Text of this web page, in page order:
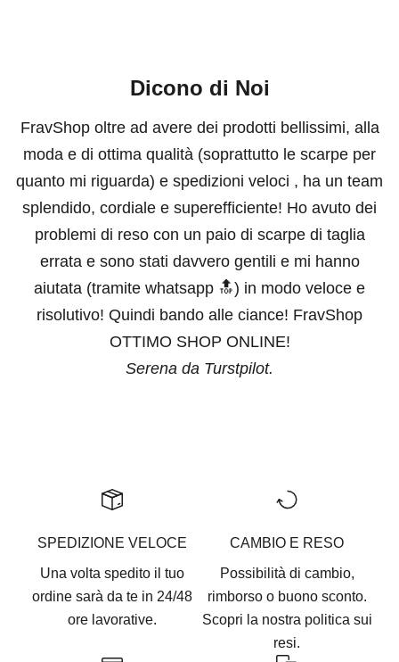
Dicono di Noi
FravShop oltre ad avere dei prodotti bellissimi, alla
moda e di ottima qualità (soprattutto le scarpe per
quanto mi riguarda) e spedizioni veloci , ha un team
splendido, cordiale e superefficiente! Ho avuto dei
problemi di reso con un paio di scarpe di taglia
errata e sono stati davvero gentili e mi hanno
aiutata (tramite whatsapp 🔝) in modo veloce e
risolutivo! Quindi bando alle ciance! FravShop
OTTIMO SHOP ONLINE!
Serena da Turstpilot.
SPEDIZIONE VELOCE
Una volta spedito il tuo
ordine sarà da te in 24/48
ore lavorative.
CAMBIO E RESO
Possibilità di cambio,
rimborso o buono sconto.
Scopri la nostra politica sui
resi.